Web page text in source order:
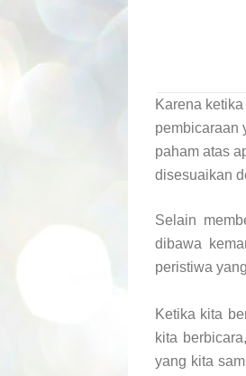
Karena
pembicaraan
paham atas
disesuaikan
Selain
dibawa
peristiwa
Ketika kita
kita
yang kita